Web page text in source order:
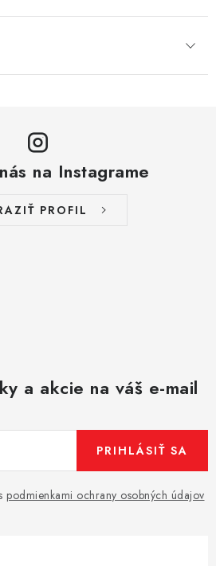
na Instagrame
PROFIL
a akcie na váš e-mail
podmienkami ochrany osobných údajov
PRIHLÁSIŤ SA